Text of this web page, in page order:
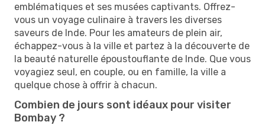
emblématiques et ses musées captivants. Offrez-
vous un voyage culinaire à travers les diverses
saveurs de Inde. Pour les amateurs de plein air,
échappez-vous à la ville et partez à la découverte de
la beauté naturelle époustouflante de Inde. Que vous
voyagiez seul, en couple, ou en famille, la ville a
quelque chose à offrir à chacun.
Combien de jours sont idéaux pour visiter
Bombay ?